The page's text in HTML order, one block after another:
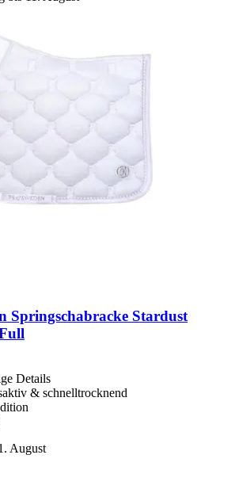
Springschabracke Stardust
Details
& schnelltrocknend
August